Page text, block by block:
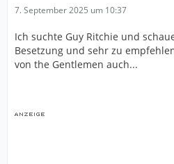
7. September 2025 um 10:37
Ich suchte Guy Ritchie und
Besetzung und sehr zu
von the Gentlemen auch...